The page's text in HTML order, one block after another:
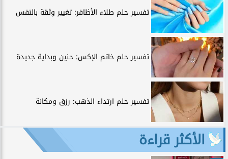
تفسير حلم طلاء الأظافر: تغيير وثقة بالنفس
تفسير حلم خاتم الإكس: حنين وبداية جديدة
تفسير حلم ارتداء الذهب: رزق ومكانة
الأكثر قراءة